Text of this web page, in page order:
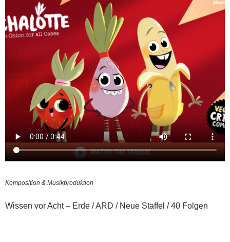
Komposition & Musikproduktion
Wissen vor Acht – Erde / ARD / Neue Staffel / 40 Folgen